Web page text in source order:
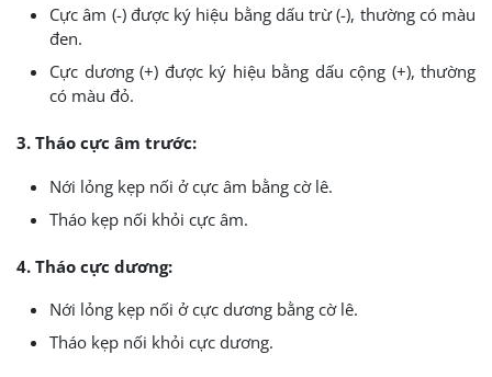
Cực âm (-) được ký hiệu bằng dấu trừ (-), thường có màu
đen.
Cực dương (+) được ký hiệu bằng dấu cộng (+), thường
có màu đỏ.
3. Tháo cực âm trước:
Nới lỏng kẹp nối ở cực âm bằng cờ lê.
Tháo kẹp nối khỏi cực âm.
4. Tháo cực dương:
Nới lỏng kẹp nối ở cực dương bằng cờ lê.
Tháo kẹp nối khỏi cực dương.